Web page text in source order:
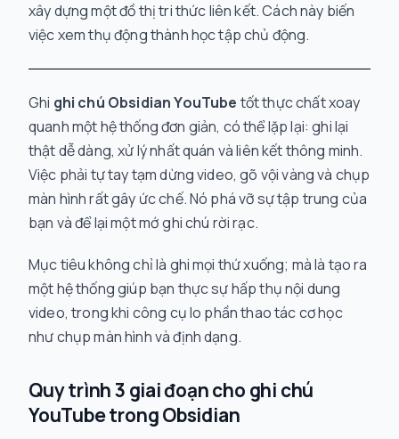
xây dựng một đồ thị tri thức liên kết. Cách này biến
việc xem thụ động thành học tập chủ động.
Ghi ghi chú Obsidian YouTube tốt thực chất xoay
quanh một hệ thống đơn giản, có thể lặp lại: ghi lại
thật dễ dàng, xử lý nhất quán và liên kết thông minh.
Việc phải tự tay tạm dừng video, gõ vội vàng và chụp
màn hình rất gây ức chế. Nó phá vỡ sự tập trung của
bạn và để lại một mớ ghi chú rời rạc.
Mục tiêu không chỉ là ghi mọi thứ xuống; mà là tạo ra
một hệ thống giúp bạn thực sự hấp thụ nội dung
video, trong khi công cụ lo phần thao tác cơ học
như chụp màn hình và định dạng.
Quy trình 3 giai đoạn cho ghi chú
YouTube trong Obsidian